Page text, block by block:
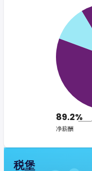
89.2%
净薪酬
税堡